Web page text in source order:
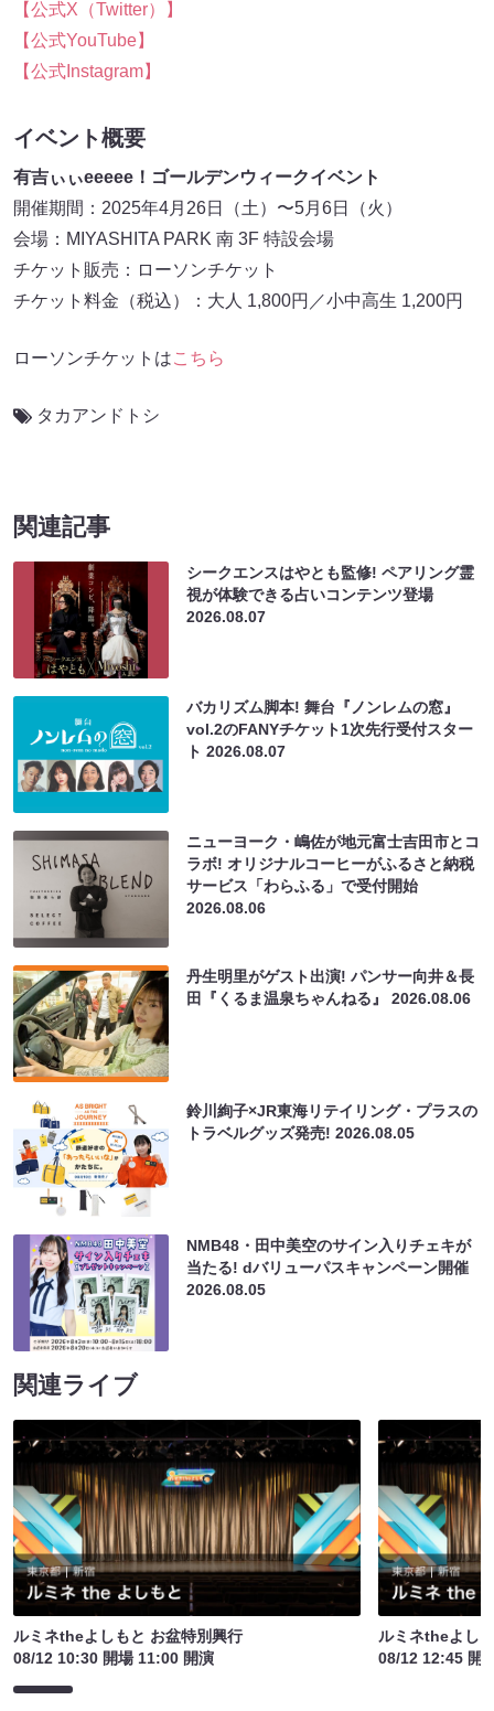
【公式X（Twitter）】
【公式YouTube】
【公式Instagram】
イベント概要
有吉ぃぃeeeee！ゴールデンウィークイベント
開催期間：2025年4月26日（土）〜5月6日（火）
会場：MIYASHITA PARK 南 3F 特設会場
チケット販売：ローソンチケット
チケット料金（税込）：大人 1,800円／小中高生 1,200円
ローソンチケットはこちら
タカアンドトシ
関連記事
シークエンスはやとも監修! ペアリング霊
視が体験できる占いコンテンツ登場
2026.08.07
バカリズム脚本! 舞台『ノンレムの窓』
vol.2のFANYチケット1次先行受付スター
ト2026.08.07
ニューヨーク・嶋佐が地元富士吉田市とコ
ラボ! オリジナルコーヒーがふるさと納税
サービス「わらふる」で受付開始
2026.08.06
丹生明里がゲスト出演! パンサー向井＆長
田『くるま温泉ちゃんねる』2026.08.06
鈴川絢子×JR東海リテイリング・プラスの
トラベルグッズ発売!2026.08.05
NMB48・田中美空のサイン入りチェキが
当たる! dバリューパスキャンペーン開催
2026.08.05
関連ライブ
ルミネtheよしもと お盆特別興行
08/12 10:30 開場 11:00 開演
ルミネtheよし
08/12 12:45 開